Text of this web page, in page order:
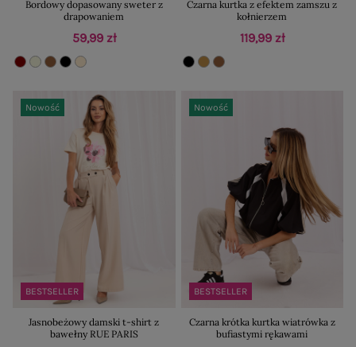
Bordowy dopasowany sweter z
drapowaniem
59,99 zł
Czarna kurtka z efektem zamszu z
kołnierzem
119,99 zł
BESTSELLER
Nowość
Jasnobeżowy damski t-shirt z
bawełny RUE PARIS
BESTSELLER
Nowość
Czarna krótka kurtka wiatrówka z
bufiastymi rękawami